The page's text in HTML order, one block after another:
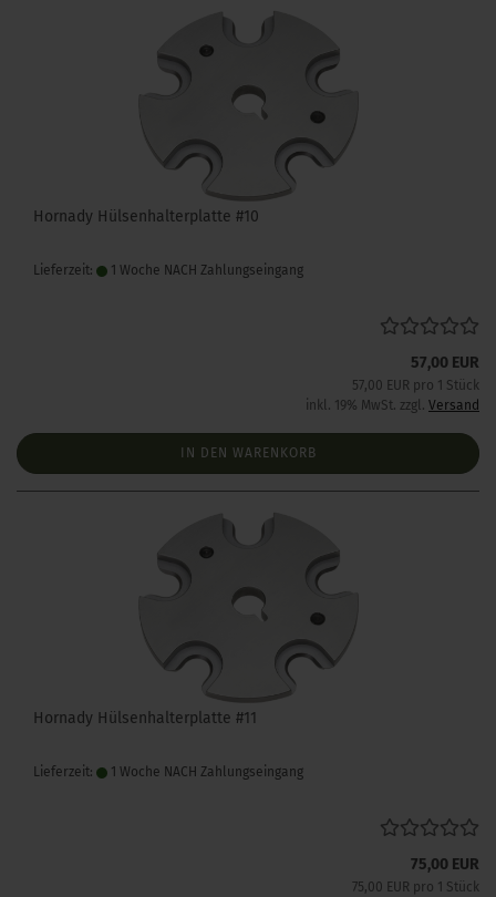
Hornady Hülsenhalterplatte #10
Lieferzeit: 1 Woche NACH Zahlungseingang
57,00 EUR
57,00 EUR pro 1 Stück
inkl. 19% MwSt. zzgl. Versand
IN DEN WARENKORB
Hornady Hülsenhalterplatte #11
Lieferzeit: 1 Woche NACH Zahlungseingang
75,00 EUR
75,00 EUR pro 1 Stück